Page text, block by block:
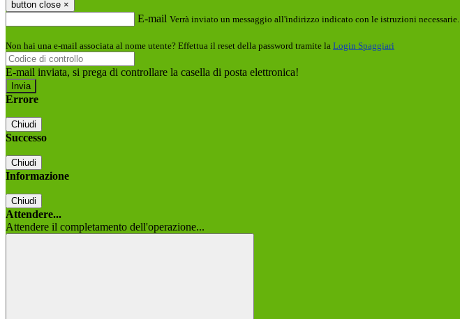
button close ×
E-mail Verrà inviato un messaggio all'indirizzo indicato con le istruzioni necessarie.
Non hai una e-mail associata al nome utente? Effettua il reset della password tramite la Login Spaggiari
E-mail inviata, si prega di controllare la casella di posta elettronica!
Errore
Chiudi
Successo
Chiudi
Informazione
Chiudi
Attendere...
Attendere il completamento dell'operazione...